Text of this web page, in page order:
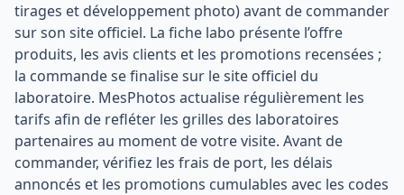
tirages et développement photo) avant de commander
sur son site officiel. La fiche labo présente l’offre
produits, les avis clients et les promotions recensées ;
la commande se finalise sur le site officiel du
laboratoire. MesPhotos actualise régulièrement les
tarifs afin de refléter les grilles des laboratoires
partenaires au moment de votre visite. Avant de
commander, vérifiez les frais de port, les délais
annoncés et les promotions cumulables avec les codes